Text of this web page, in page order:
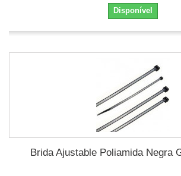
Disponível
Brida Ajustable Poliamida Negra